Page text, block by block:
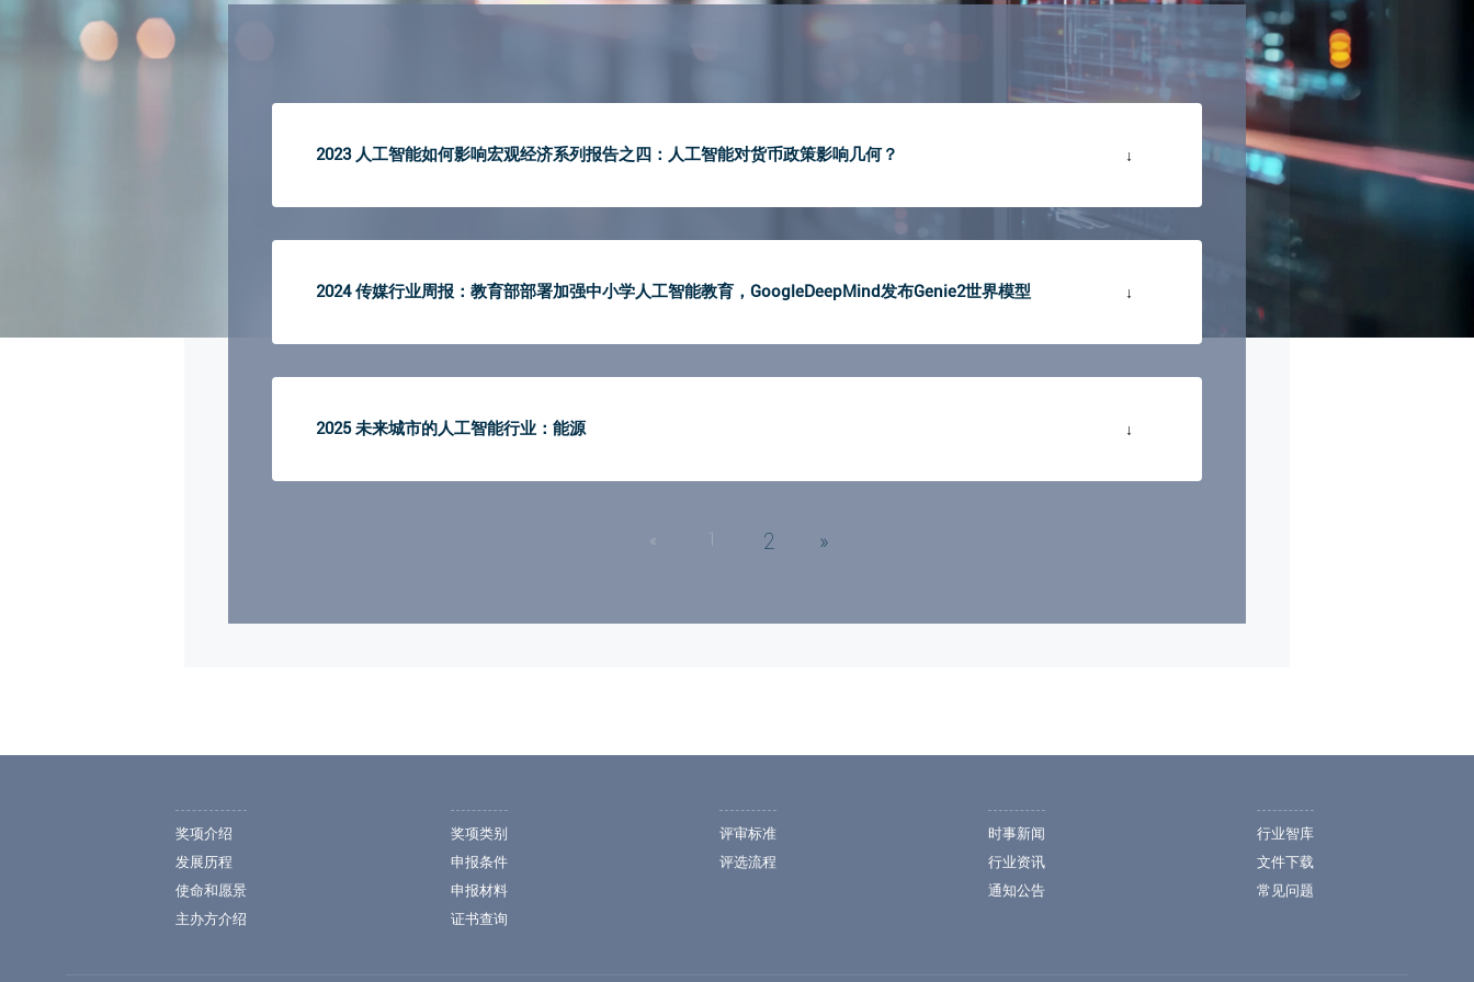
2023 人工智能如何影响宏观经济系列报告之四：人工智能对货币政策影响几何？ ↓
2024 传媒行业周报：教育部部署加强中小学人工智能教育，GoogleDeepMind发布Genie2世界模型 ↓
2025 未来城市的人工智能行业：能源 ↓
« 1 2 »
奖项介绍
发展历程
使命和愿景
主办方介绍
奖项类别
申报条件
申报材料
证书查询
评审标准
评选流程
时事新闻
行业资讯
通知公告
行业智库
文件下载
常见问题